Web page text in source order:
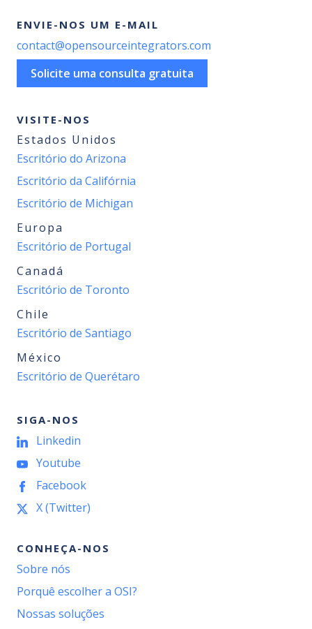
ENVIE-NOS UM E-MAIL
contact@opensourceintegrators.com
Solicite uma consulta gratuita
VISITE-NOS
Estados Unidos
Escritório do Arizona
Escritório da Califórnia
Escritório de Michigan
Europa
Escritório de Portugal
Canadá
Escritório de Toronto
Chile
Escritório de Santiago
México
Escritório de Querétaro
SIGA-NOS
Linkedin
Youtube
Facebook
X (Twitter)
CONHEÇA-NOS
Sobre nós
Porquê escolher a OSI?
Nossas soluções